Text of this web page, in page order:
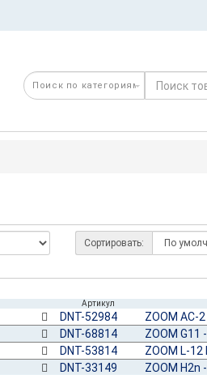
Сортировать:
Артикул
DNT-52984 ZOOM AC-
DNT-68814 ZOOM
DNT-53814 ZOOM L-
DNT-33149 ZOOM